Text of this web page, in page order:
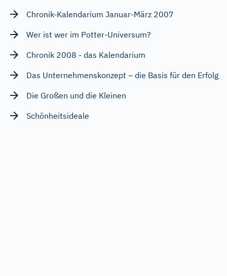
Chronik-Kalendarium Januar-März 2007
Wer ist wer im Potter-Universum?
Chronik 2008 - das Kalendarium
Das Unternehmenskonzept – die Basis für den Erfolg
Die Großen und die Kleinen
Schönheitsideale